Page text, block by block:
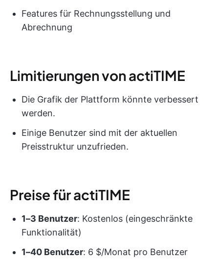
Features für Rechnungsstellung und
Abrechnung
Limitierungen von actiTIME
Die Grafik der Plattform könnte verbessert
werden.
Einige Benutzer sind mit der aktuellen
Preisstruktur unzufrieden.
Preise für actiTIME
1–3 Benutzer: Kostenlos (eingeschränkte
Funktionalität)
1–40 Benutzer: 6 $/Monat pro Benutzer